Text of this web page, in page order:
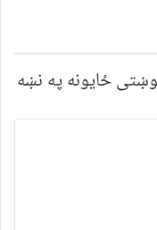
ځایونه په نښه